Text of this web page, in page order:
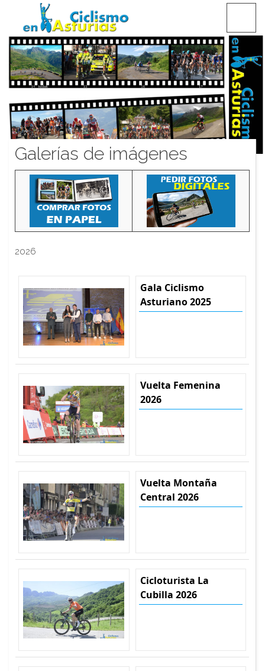
CICLISMO EN ASTURIAS
Galerías de imágenes
2026
Gala Ciclismo
Asturiano 2025
Vuelta Femenina
2026
Vuelta Montaña
Central 2026
Cicloturista La
Cubilla 2026